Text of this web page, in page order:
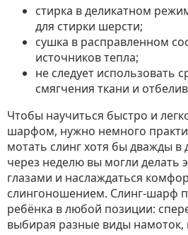
стирка в деликатном
для стирки шерсти;
сушка в расправленном
источников тепла;
не следует использовать
смягчения ткани и
Чтобы научиться быстро и
шарфом, нужно немного
мотать слинг хотя бы дважды в
через неделю вы могли делать
глазами и наслаждаться
слингоношением. Слинг-шарф
ребёнка в любой позиции:
выбирая разные виды намоток,